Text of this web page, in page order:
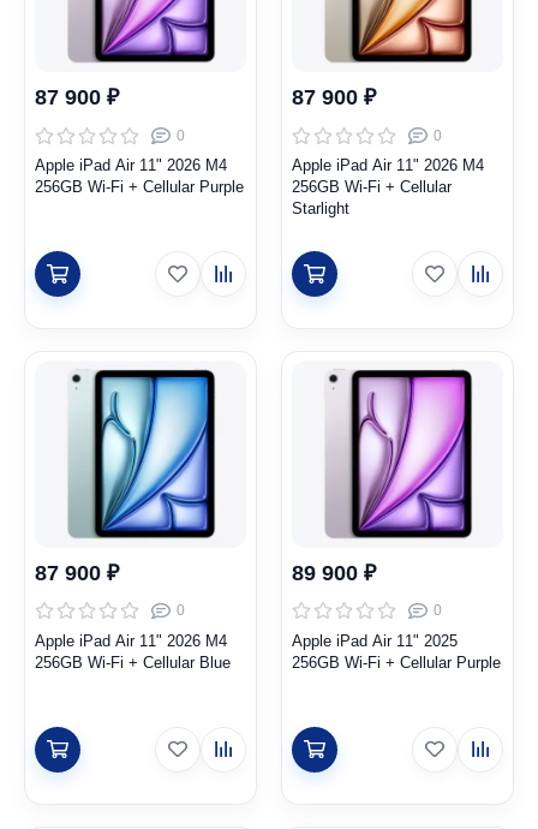
87 900 ₽
0
Apple iPad Air 11" 2026 M4
256GB Wi-Fi + Cellular Purple
87 900 ₽
0
Apple iPad Air 11" 2026 M4
256GB Wi-Fi + Cellular
Starlight
87 900 ₽
0
Apple iPad Air 11" 2026 M4
256GB Wi-Fi + Cellular Blue
89 900 ₽
0
Apple iPad Air 11" 2025
256GB Wi-Fi + Cellular Purple